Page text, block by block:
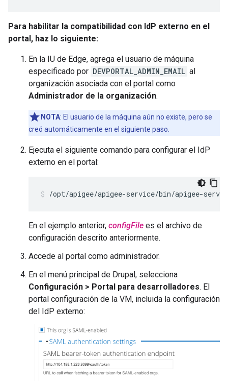
Para habilitar la compatibilidad con IdP externo en el
portal, haz lo siguiente:
En la IU de Edge, agrega el usuario de máquina
especificado por DEVPORTAL_ADMIN_EMAIL al
organización asociada con el portal como
Administrador de la organización.
NOTA: El usuario de la máquina aún no existe, pero se
creó automáticamente en el siguiente paso.
Ejecuta el siguiente comando para configurar el IdP
externo en el portal:
/opt/apigee/apigee-service/bin/apigee-
En el ejemplo anterior, configFile es el archivo de
configuración descrito anteriormente.
Accede al portal como administrador.
En el menú principal de Drupal, selecciona
Configuración > Portal para desarrolladores. El
portal configuración de la VM, incluida la configuración
del IdP externo: